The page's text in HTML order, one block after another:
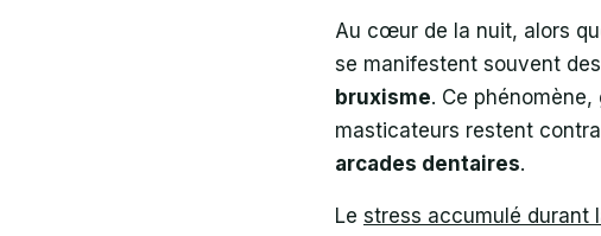
Au cœur de la nuit, alors
se manifestent souvent
bruxisme. Ce
masticateurs restent
arcades dentaires.
Le stress accumulé durant